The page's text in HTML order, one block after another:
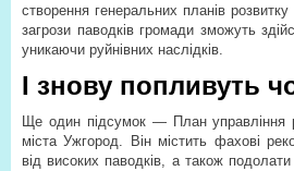
створення генеральних планів
загрози паводків громади зможуть
уникаючи руйнівних наслідків.
І знову попливуть
Ще один підсумок — План управління
міста Ужгород. Він містить фахові
від високих паводків, а також